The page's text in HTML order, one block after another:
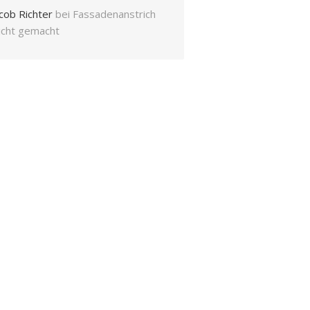
Richter bei Fassadenanstrich
gemacht